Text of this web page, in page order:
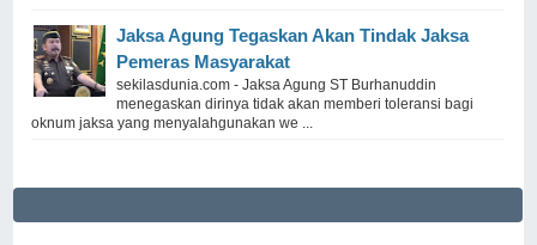
Jaksa Agung Tegaskan Akan Tindak Jaksa
Pemeras Masyarakat
sekilasdunia.com - Jaksa Agung ST Burhanuddin
menegaskan dirinya tidak akan memberi toleransi bagi
oknum jaksa yang menyalahgunakan we ...